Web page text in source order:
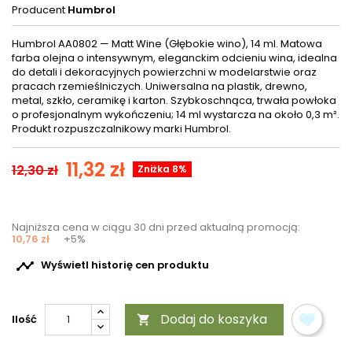
Producent Humbrol
Humbrol AA0802 — Matt Wine (Głębokie wino), 14 ml. Matowa
farba olejna o intensywnym, eleganckim odcieniu wina, idealna
do detali i dekoracyjnych powierzchni w modelarstwie oraz
pracach rzemieślniczych. Uniwersalna na plastik, drewno,
metal, szkło, ceramikę i karton. Szybkoschnąca, trwała powłoka
o profesjonalnym wykończeniu; 14 ml wystarcza na około 0,3 m².
Produkt rozpuszczalnikowy marki Humbrol.
12,30 zł 11,32 zł Zniżka 8%
Najniższa cena w ciągu 30 dni przed aktualną promocją:
10,76 zł +5%
 Wyświetl historię cen produktu
Ilość  Dodaj do koszyka